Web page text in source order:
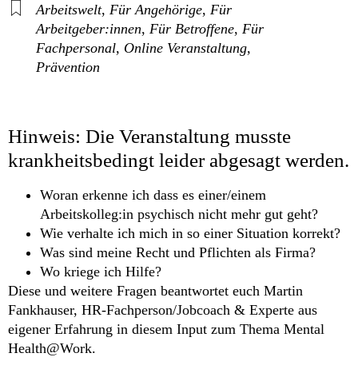
Arbeitswelt, Für Angehörige, Für
Arbeitgeber:innen, Für Betroffene, Für
Fachpersonal, Online Veranstaltung,
Prävention
Hinweis: Die Veranstaltung musste
krankheitsbedingt leider abgesagt werden.
Woran erkenne ich dass es einer/einem
Arbeitskolleg:in psychisch nicht mehr gut geht?
Wie verhalte ich mich in so einer Situation korrekt?
Was sind meine Recht und Pflichten als Firma?
Wo kriege ich Hilfe?
Diese und weitere Fragen beantwortet euch Martin
Fankhauser, HR-Fachperson/Jobcoach & Experte aus
eigener Erfahrung in diesem Input zum Thema Mental
Health@Work.